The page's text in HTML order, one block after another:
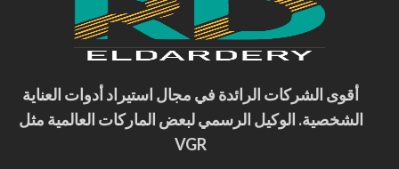
أقوى الشركات الرائدة في مجال استيراد أدوات العناية
الشخصية. الوكيل الرسمي لبعض الماركات العالمية مثل
VGR